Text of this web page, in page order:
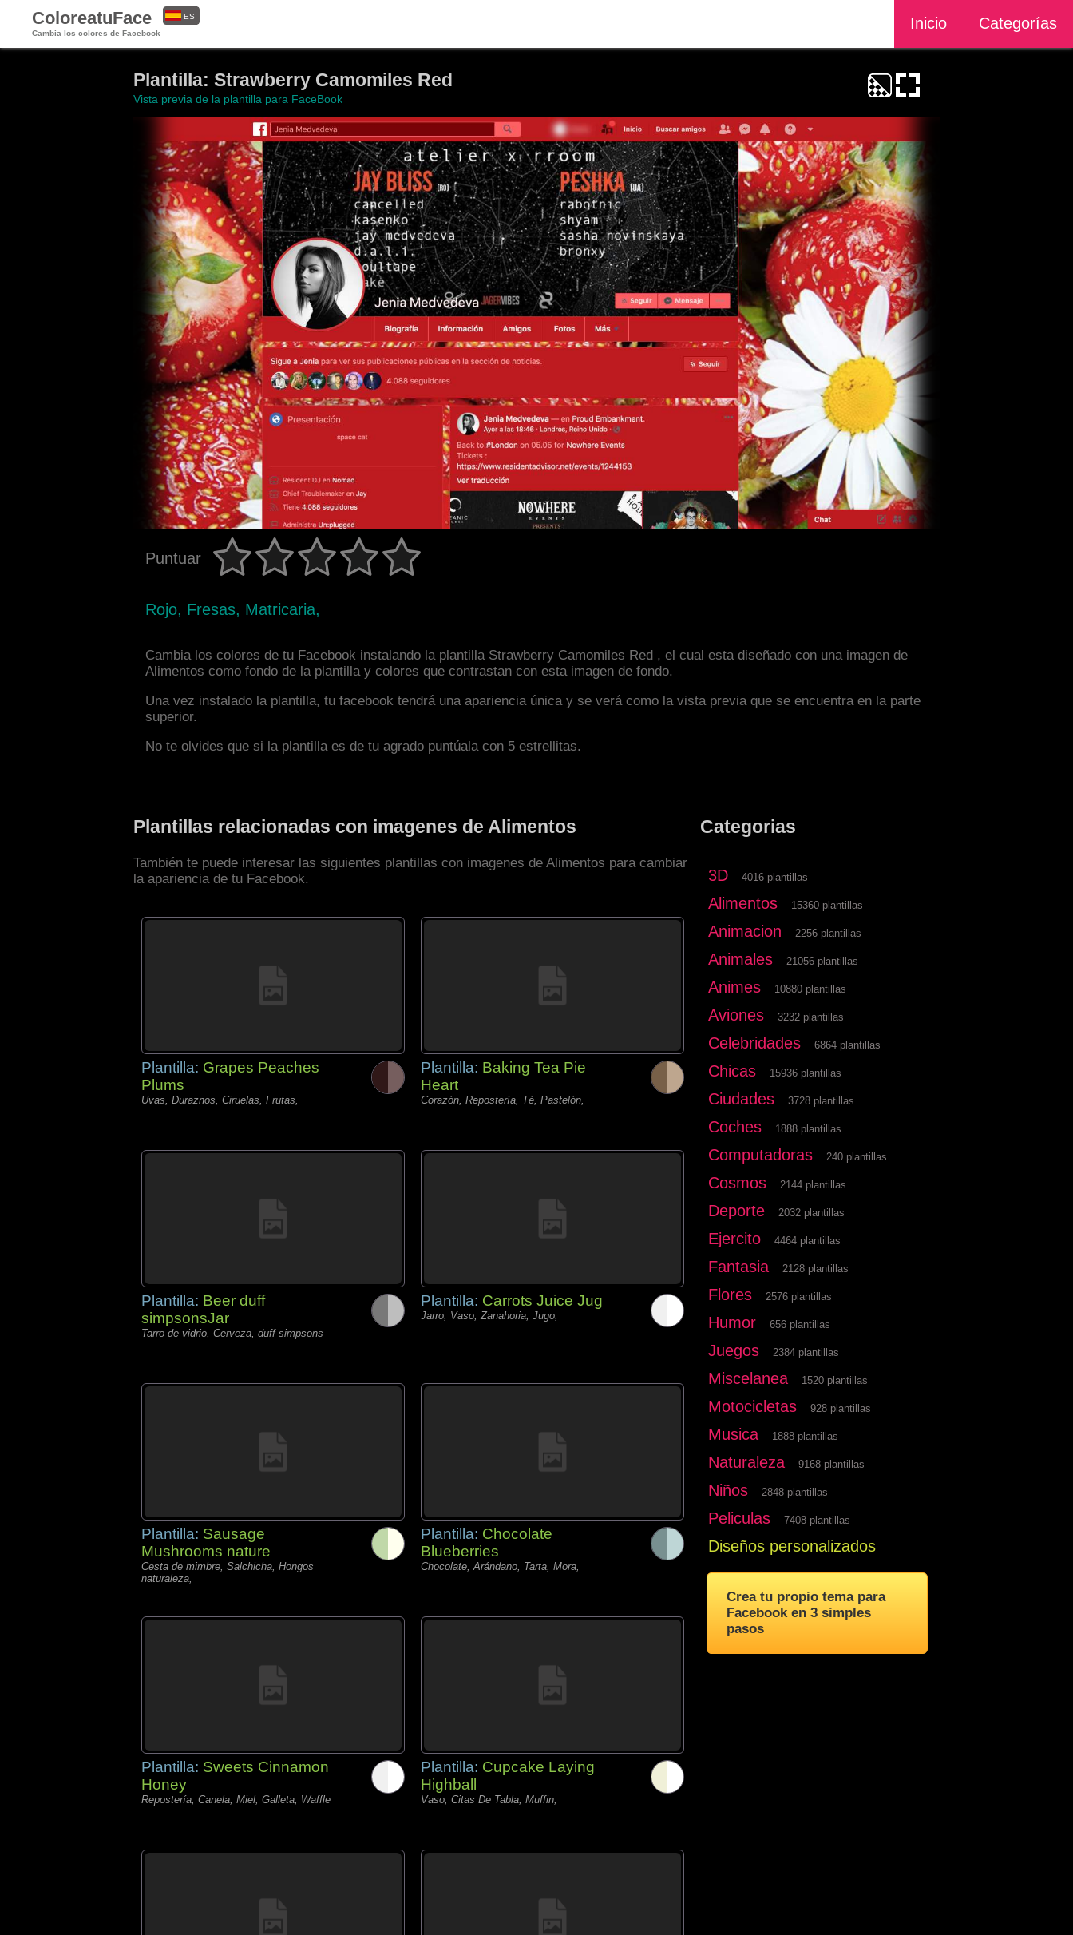
ColoreatuFace
Cambia los colores de Facebook
Inicio Categorías
ES
Plantilla: Strawberry Camomiles Red
Vista previa de la plantilla para FaceBook
Puntuar
Rojo, Fresas, Matricaria,
Cambia los colores de tu Facebook instalando la plantilla Strawberry Camomiles Red , el cual esta diseñado con una imagen de
Alimentos como fondo de la plantilla y colores que contrastan con esta imagen de fondo.
Una vez instalado la plantilla, tu facebook tendrá una apariencia única y se verá como la vista previa que se encuentra en la parte
superior.
No te olvides que si la plantilla es de tu agrado puntúala con 5 estrellitas.
Plantillas relacionadas con imagenes de Alimentos
También te puede interesar las siguientes plantillas con imagenes de Alimentos para cambiar
la apariencia de tu Facebook.
Plantilla: Grapes Peaches
Plums
Uvas, Duraznos, Ciruelas, Frutas,
Plantilla: Baking Tea Pie
Heart
Corazón, Repostería, Té, Pastelón,
Plantilla: Beer duff
simpsonsJar
Tarro de vidrio, Cerveza, duff simpsons
Plantilla: Carrots Juice Jug
Jarro, Vaso, Zanahoria, Jugo,
Plantilla: Sausage
Mushrooms nature
Cesta de mimbre, Salchicha, Hongos
naturaleza,
Plantilla: Chocolate
Blueberries
Chocolate, Arándano, Tarta, Mora,
Plantilla: Sweets Cinnamon
Honey
Repostería, Canela, Miel, Galleta, Waffle
Plantilla: Cupcake Laying
Highball
Vaso, Citas De Tabla, Muffin,
Categorias
3D 4016 plantillas
Alimentos 15360 plantillas
Animacion 2256 plantillas
Animales 21056 plantillas
Animes 10880 plantillas
Aviones 3232 plantillas
Celebridades 6864 plantillas
Chicas 15936 plantillas
Ciudades 3728 plantillas
Coches 1888 plantillas
Computadoras 240 plantillas
Cosmos 2144 plantillas
Deporte 2032 plantillas
Ejercito 4464 plantillas
Fantasia 2128 plantillas
Flores 2576 plantillas
Humor 656 plantillas
Juegos 2384 plantillas
Miscelanea 1520 plantillas
Motocicletas 928 plantillas
Musica 1888 plantillas
Naturaleza 9168 plantillas
Niños 2848 plantillas
Peliculas 7408 plantillas
Diseños personalizados
Crea tu propio tema para
Facebook en 3 simples
pasos